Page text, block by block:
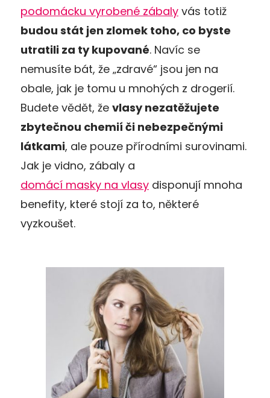
podomácku vyrobené zábaly vás totiž
budou stát jen zlomek toho, co byste
utratili za ty kupované. Navíc se
nemusíte bát, že „zdravé“ jsou jen na
obale, jak je tomu u mnohých z drogerií.
Budete vědět, že vlasy nezatěžujete
zbytečnou chemií či nebezpečnými
látkami, ale pouze přírodními surovinami.
Jak je vidno, zábaly a
domácí masky na vlasy disponují mnoha
benefity, které stojí za to, některé
vyzkoušet.